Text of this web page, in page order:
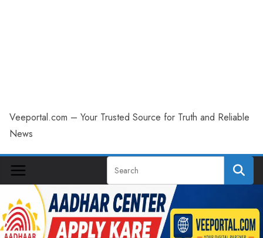
Veeportal.com – Your Trusted Source for Truth and Reliable
News